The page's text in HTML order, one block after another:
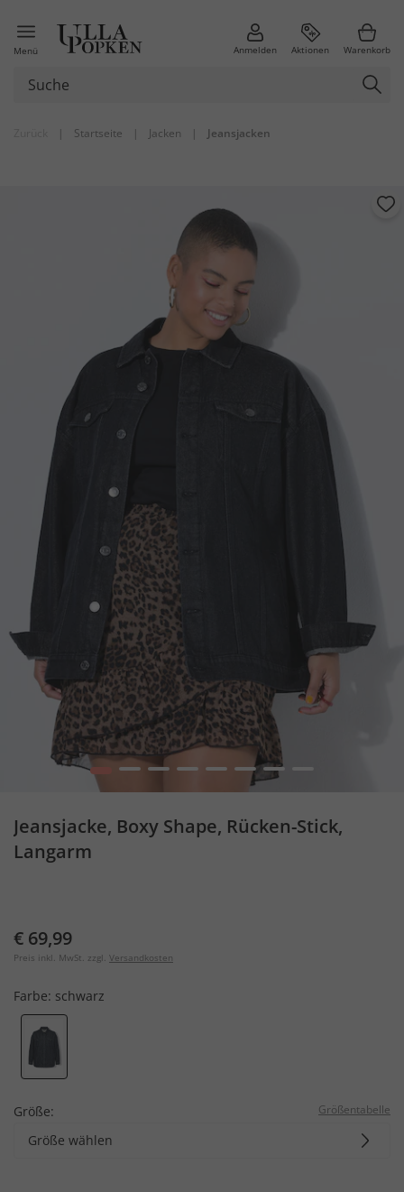
Menü Anmelden Aktionen Warenkorb
| Startseite | Jacken | Jeansjacken
1 2 3 4 5 6 7
Jeansjacke, Boxy Shape, Rücken-Stick,
Langarm
€ 69,99
Preis inkl. MwSt. zzgl. Versandkosten
Farbe: schwarz
Größe: Größentabelle
Größe wählen